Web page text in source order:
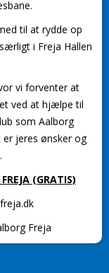
til at rydde op
i Freja Hallen
vi forventer at
ved at hjælpe til
som Aalborg
jeres ønsker og
(GRATIS)
Freja